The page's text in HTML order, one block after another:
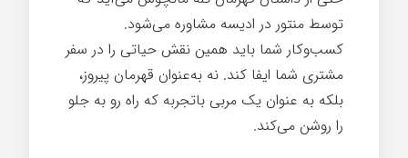
توسط منتور در ادیسه مشاوره می‌شود.
کسب‌وکار شما باید همین نقش حیاتی را در سفر
مشتری شما ایفا کند. نه به‌عنوان قهرمان پیروز،
بلکه به عنوان یک مربی باتجربه که راه رو به جلو
را روشن می‌کند.